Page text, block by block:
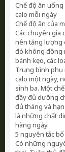
Chế độ ăn
calo mỗi ngày
Chế độ ăn của
Các chuyên
nên tăng lượng
đó không đồng
bánh kẹo, các
Trung bình phụ
calo một ngày,
sinh ba. Một
đầy đủ dưỡng
đủ tháng và
là những chất
hàng ngày.
5 nguyên tắc
Có những